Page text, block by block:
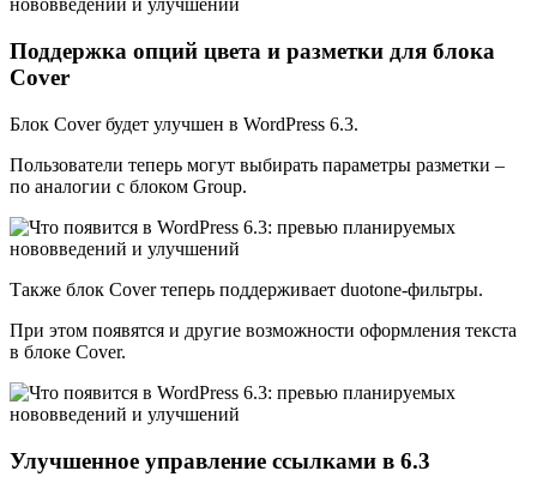
Поддержка опций цвета и разметки для блока
Cover
Блок Cover будет улучшен в WordPress 6.3.
Пользователи теперь могут выбирать параметры разметки –
по аналогии с блоком Group.
Также блок Cover теперь поддерживает duotone-фильтры.
При этом появятся и другие возможности оформления текста
в блоке Cover.
Улучшенное управление ссылками в 6.3